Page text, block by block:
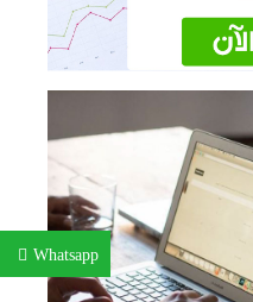
Whatsapp